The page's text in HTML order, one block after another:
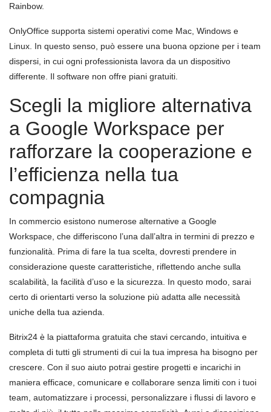
Rainbow.
OnlyOffice supporta sistemi operativi come Mac, Windows e
Linux. In questo senso, può essere una buona opzione per i team
dispersi, in cui ogni professionista lavora da un dispositivo
differente. Il software non offre piani gratuiti.
Scegli la migliore alternativa
a Google Workspace per
rafforzare la cooperazione e
l’efficienza nella tua
compagnia
In commercio esistono numerose alternative a Google
Workspace, che differiscono l’una dall’altra in termini di prezzo e
funzionalità. Prima di fare la tua scelta, dovresti prendere in
considerazione queste caratteristiche, riflettendo anche sulla
scalabilità, la facilità d’uso e la sicurezza. In questo modo, sarai
certo di orientarti verso la soluzione più adatta alle necessità
uniche della tua azienda.
Bitrix24 è la piattaforma gratuita che stavi cercando, intuitiva e
completa di tutti gli strumenti di cui la tua impresa ha bisogno per
crescere. Con il suo aiuto potrai gestire progetti e incarichi in
maniera efficace, comunicare e collaborare senza limiti con i tuoi
team, automatizzare i processi, personalizzare i flussi di lavoro e